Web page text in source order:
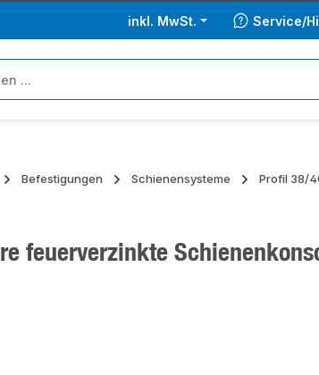
inkl. MwSt. Service/
Befestigungen Schienensysteme Profil 38/
feuerverzinkte